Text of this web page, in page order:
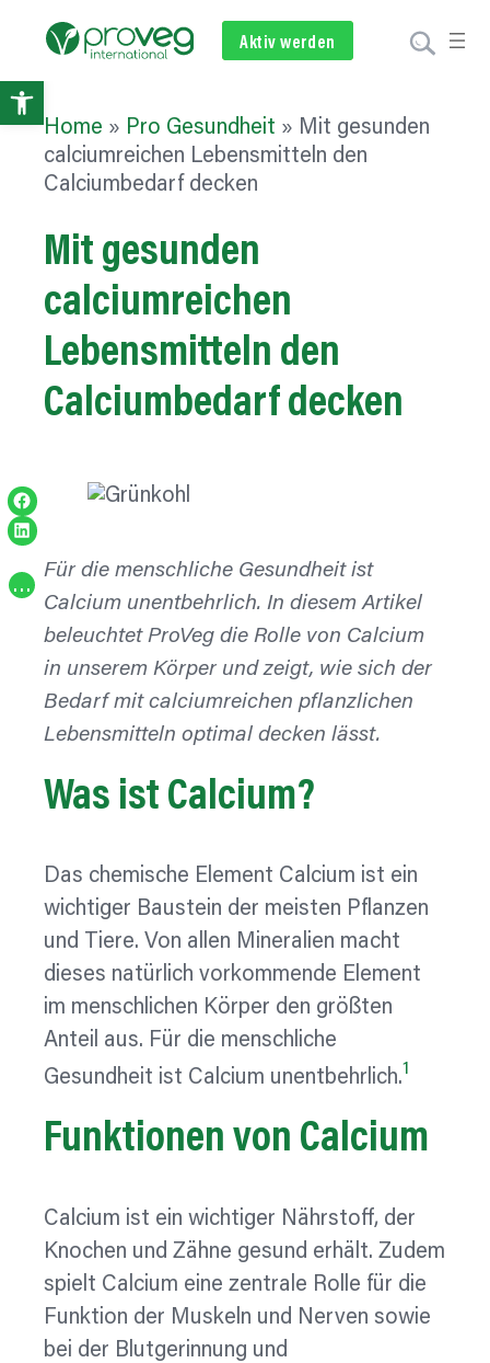
Aktiv werden
Newsletter
Spenden
Home » Pro Gesundheit » Mit gesunden
calciumreichen Lebensmitteln den
Calciumbedarf decken
Mit gesunden
calciumreichen
Lebensmitteln den
Calciumbedarf decken
Share on Facebook
Share on LinkedIn
…
Für die menschliche Gesundheit ist
Calcium unentbehrlich. In diesem Artikel
beleuchtet ProVeg die Rolle von Calcium
in unserem Körper und zeigt, wie sich der
Bedarf mit calciumreichen pflanzlichen
Lebensmitteln optimal decken lässt.
Was ist Calcium?
Das chemische Element Calcium ist ein
wichtiger Baustein der meisten Pflanzen
und Tiere. Von allen Mineralien macht
dieses natürlich vorkommende Element
im menschlichen Körper den größten
Anteil aus. Für die menschliche
Gesundheit ist Calcium unentbehrlich.1
Funktionen von Calcium
Calcium ist ein wichtiger Nährstoff, der
Knochen und Zähne gesund erhält. Zudem
spielt Calcium eine zentrale Rolle für die
Funktion der Muskeln und Nerven sowie
bei der Blutgerinnung und
Open
toolbar